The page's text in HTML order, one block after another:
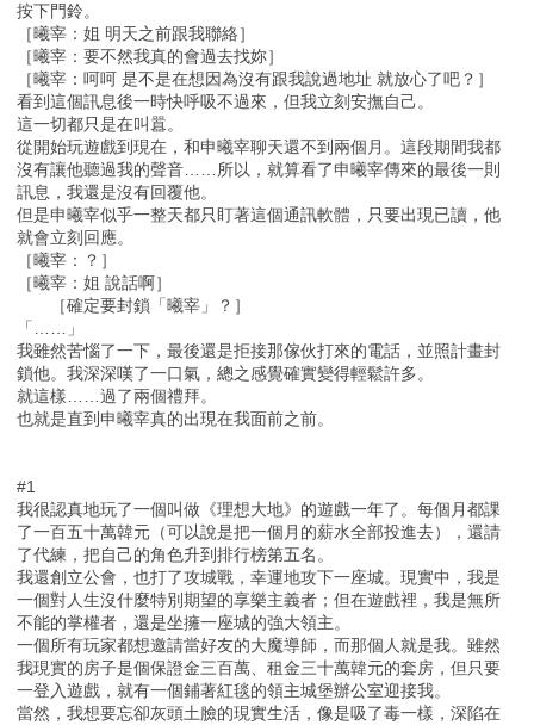
按下門鈴。
［曦宰：姐 明天之前跟我聯絡］
［曦宰：要不然我真的會過去找妳］
［曦宰：呵呵 是不是在想因為沒有跟我說過地址 就放心了吧？］
看到這個訊息後一時快呼吸不過來，但我立刻安撫自己。
這一切都只是在叫囂。
從開始玩遊戲到現在，和申曦宰聊天還不到兩個月。這段期間我都
沒有讓他聽過我的聲音……所以，就算看了申曦宰傳來的最後一則
訊息，我還是沒有回覆他。
但是申曦宰似乎一整天都只盯著這個通訊軟體，只要出現已讀，他
就會立刻回應。
［曦宰：？］
［曦宰：姐 說話啊］
［確定要封鎖「曦宰」？］
「……」
我雖然苦惱了一下，最後還是拒接那傢伙打來的電話，並照計畫封
鎖他。我深深嘆了一口氣，總之感覺確實變得輕鬆許多。
就這樣……過了兩個禮拜。
也就是直到申曦宰真的出現在我面前之前。
#1
我很認真地玩了一個叫做《理想大地》的遊戲一年了。每個月都課
了一百五十萬韓元（可以說是把一個月的薪水全部投進去），還請
了代練，把自己的角色升到排行榜第五名。
我還創立公會，也打了攻城戰，幸運地攻下一座城。現實中，我是
一個對人生沒什麼特別期望的享樂主義者；但在遊戲裡，我是無所
不能的掌權者，還是坐擁一座城的強大領主。
一個所有玩家都想邀請當好友的大魔導師，而那個人就是我。雖然
我現實的房子是個保證金三百萬、租金三十萬韓元的套房，但只要
一登入遊戲，就有一個鋪著紅毯的領主城堡辦公室迎接我。
當然，我想要忘卻灰頭土臉的現實生活，像是吸了毒一樣，深陷在